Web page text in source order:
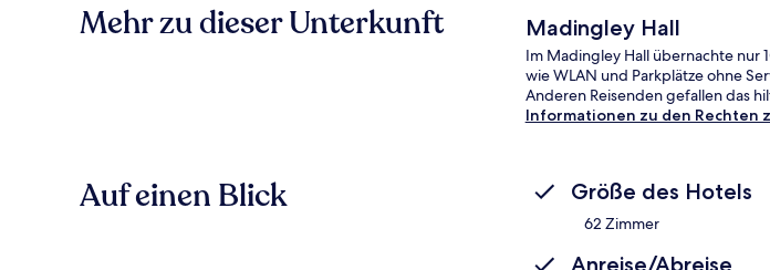
Mehr zu dieser Unterkunft Madingley Hall
Im Madingley Hall übernachte nur
wie WLAN und Parkplätze ohne
Anderen Reisenden gefallen das
Informationen zu den Rechten
Auf einen Blick Größe des Hotels
62 Zimmer
Anreise/Abreise